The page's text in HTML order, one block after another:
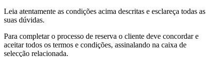
Leia atentamente as condições acima descritas e esclareça todas as
suas dúvidas.
Para completar o processo de reserva o cliente deve concordar e
aceitar todos os termos e condições, assinalando na caixa de
selecção relacionada.